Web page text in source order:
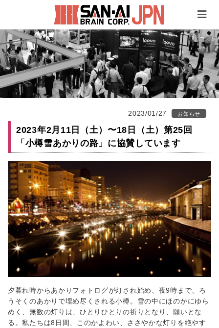
2023/01/27 お知らせ
2023年2月11日（土）〜18日（土）第25回
「小樽雪あかりの路」に協賛しています
夕暮れ時からあかりフォトログが灯され始め、夜9時まで、ろ
うそくのあかりで埋め尽くされる小樽。雪の中にほのかにゆら
めく、無数の灯りは、ひとりひとりの祈りとなり、願いとな
る。私たちは8日間、このかよわい、ささやかな灯りを絶やす